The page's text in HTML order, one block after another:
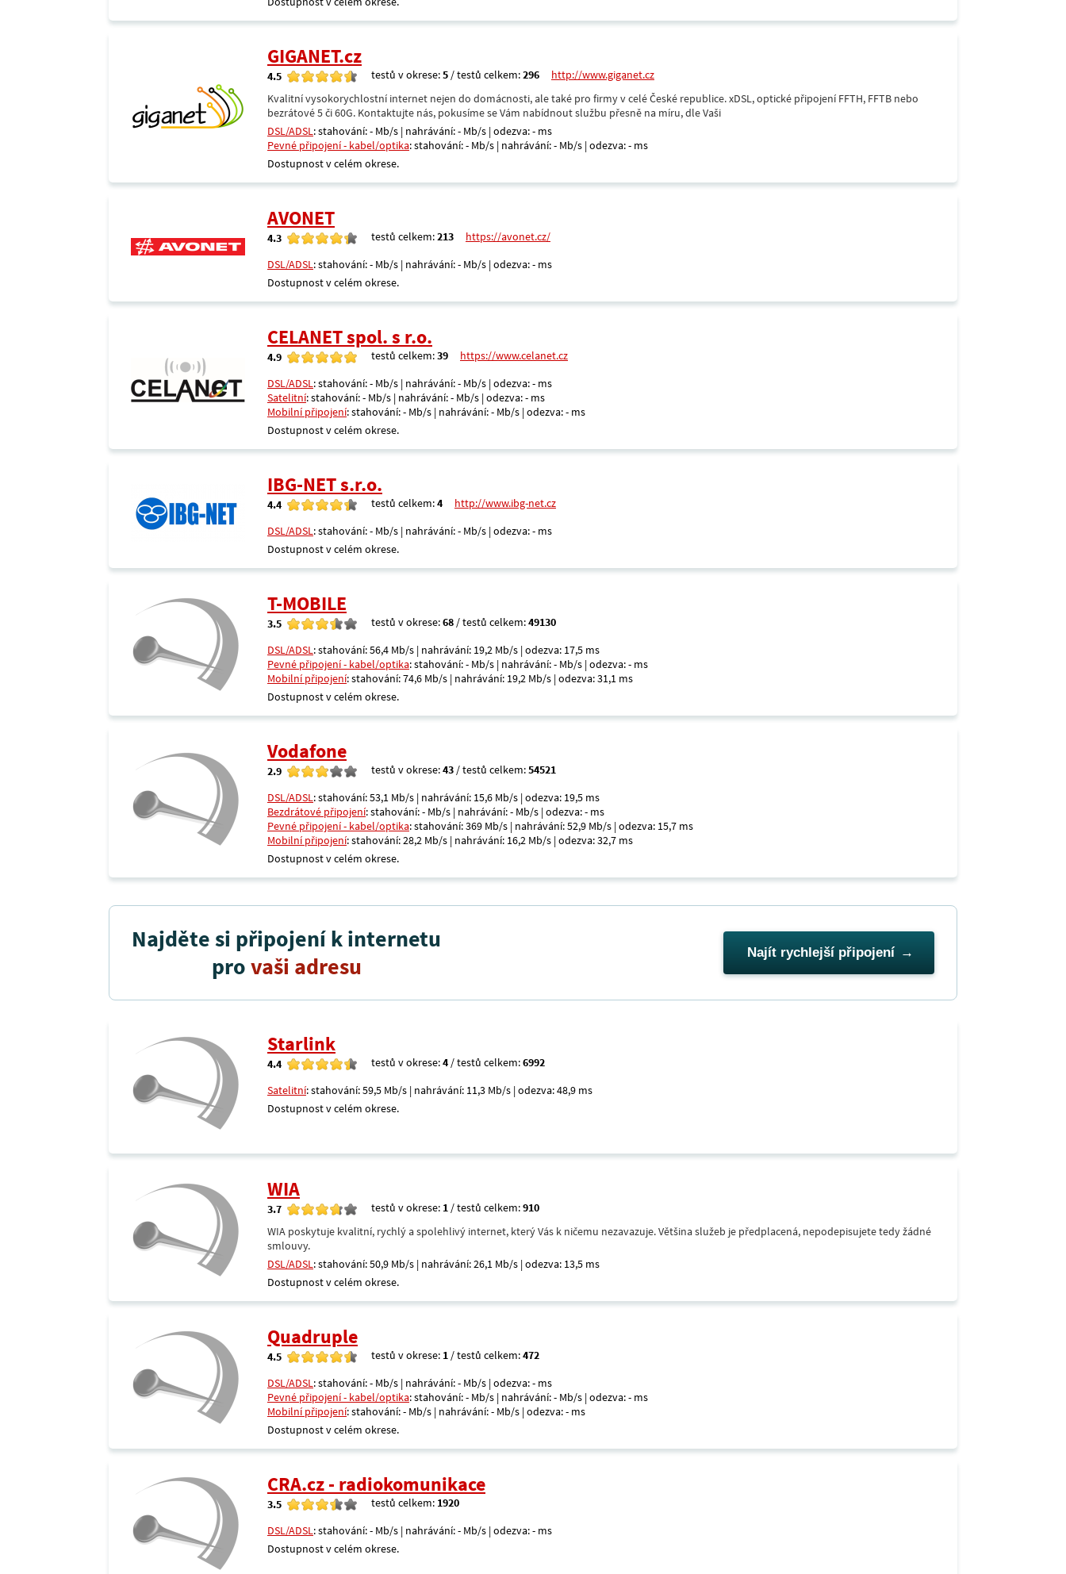
GIGANET.cz
4.5 testů v okrese:5 / testů celkem:296
http://www.giganet.cz
Kvalitní vysokorychlostní internet nejen do domácnosti, ale také pro firmy v celé České republice. xDSL, optické připojení FFTH, FFTB nebo
bezrátové 5 či 60G. Kontaktujte nás, pokusíme se Vám nabídnout službu přesně na míru, dle Vaši
DSL/ADSL: stahování: - Mb/s | nahrávání: - Mb/s | odezva: - ms
Pevné připojení - kabel/optika: stahování: - Mb/s | nahrávání: - Mb/s | odezva: - ms
Dostupnost v celém okrese.
AVONET
4.3 testů celkem:213
https://avonet.cz/
DSL/ADSL: stahování: - Mb/s | nahrávání: - Mb/s | odezva: - ms
Dostupnost v celém okrese.
CELANET spol. s r.o.
4.9 testů celkem:39
https://www.celanet.cz
DSL/ADSL: stahování: - Mb/s | nahrávání: - Mb/s | odezva: - ms
Satelitní: stahování: - Mb/s | nahrávání: - Mb/s | odezva: - ms
Mobilní připojení: stahování: - Mb/s | nahrávání: - Mb/s | odezva: - ms
Dostupnost v celém okrese.
IBG-NET s.r.o.
4.4 testů celkem:4
http://www.ibg-net.cz
DSL/ADSL: stahování: - Mb/s | nahrávání: - Mb/s | odezva: - ms
Dostupnost v celém okrese.
T-MOBILE
3.5 testů v okrese:68 / testů celkem:49130
DSL/ADSL: stahování: 56,4 Mb/s | nahrávání: 19,2 Mb/s | odezva: 17,5 ms
Pevné připojení - kabel/optika: stahování: - Mb/s | nahrávání: - Mb/s | odezva: - ms
Mobilní připojení: stahování: 74,6 Mb/s | nahrávání: 19,2 Mb/s | odezva: 31,1 ms
Dostupnost v celém okrese.
Vodafone
2.9 testů v okrese:43 / testů celkem:54521
DSL/ADSL: stahování: 53,1 Mb/s | nahrávání: 15,6 Mb/s | odezva: 19,5 ms
Bezdrátové připojení: stahování: - Mb/s | nahrávání: - Mb/s | odezva: - ms
Pevné připojení - kabel/optika: stahování: 369 Mb/s | nahrávání: 52,9 Mb/s | odezva: 15,7 ms
Mobilní připojení: stahování: 28,2 Mb/s | nahrávání: 16,2 Mb/s | odezva: 32,7 ms
Dostupnost v celém okrese.
Najděte si připojení k internetu
provaši adresu Najít rychlejší připojení
Starlink
4.4 testů v okrese:4 / testů celkem:6992
Satelitní: stahování: 59,5 Mb/s | nahrávání: 11,3 Mb/s | odezva: 48,9 ms
Dostupnost v celém okrese.
WIA
3.7 testů v okrese: 1 / testů celkem:910
WIA poskytuje kvalitní, rychlý a spolehlivý internet, který Vás k ničemu nezavazuje. Většina služeb je předplacená, nepodepisujete tedy žádné
smlouvy.
DSL/ADSL: stahování: 50,9 Mb/s | nahrávání: 26,1 Mb/s | odezva: 13,5 ms
Dostupnost v celém okrese.
Quadruple
4.5 testů v okrese: 1 / testů celkem:472
DSL/ADSL: stahování: - Mb/s | nahrávání: - Mb/s | odezva: - ms
Pevné připojení - kabel/optika: stahování: - Mb/s | nahrávání: - Mb/s | odezva: - ms
Mobilní připojení: stahování: - Mb/s | nahrávání: - Mb/s | odezva: - ms
Dostupnost v celém okrese.
CRA.cz - radiokomunikace
3.5 testů celkem: 1920
DSL/ADSL: stahování: - Mb/s | nahrávání: - Mb/s | odezva: - ms
Dostupnost v celém okrese.